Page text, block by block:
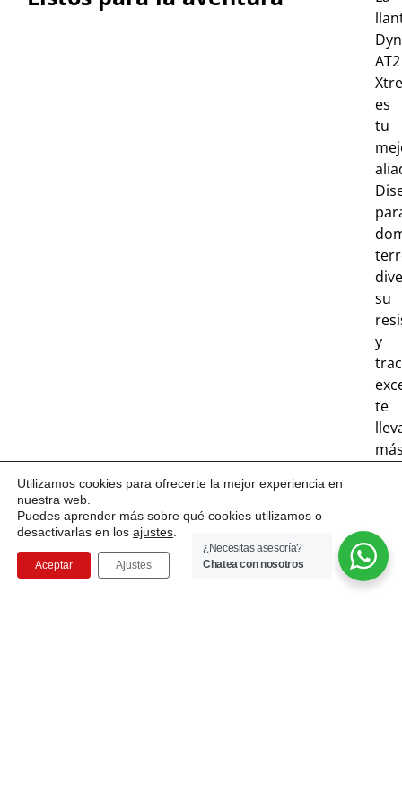
AT2
es
tu
su
y
te
Utilizamos cookies para ofrecerte la mejor experiencia en
nuestra web.
Puedes aprender más sobre qué cookies utilizamos o
desactivarlas en los ajustes
Aceptar Ajustes
¿Necesitas asesoría?
Chatea con nosotros